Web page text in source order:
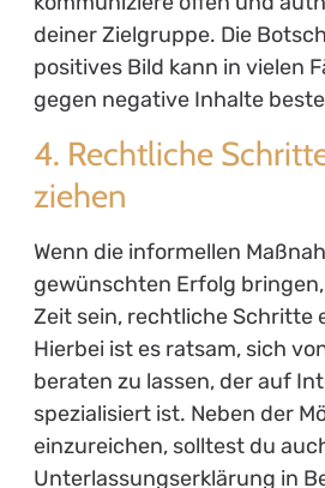
deiner Zielgruppe. Die
positives Bild kann in vielen
gegen negative Inhalte
4. Rechtliche
ziehen
Wenn die informellen
gewünschten Erfolg
Zeit sein, rechtliche Schritte
Hierbei ist es ratsam, sich
beraten zu lassen, der auf
spezialisiert ist. Neben der
einzureichen, solltest du
Unterlassungserklärung in